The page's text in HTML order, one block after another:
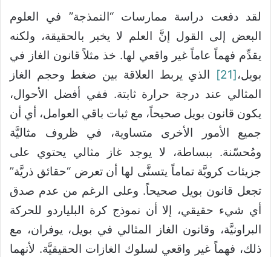
لقد دفعت دراسة ممارسات “النمذجة” في العلوم
البعض إلى القول إنَّ العلم لا يخبر بالحقيقة، ولكنه
يقدِّم فهماً عاماً غير واقعي لها. خذ مثلاً قانون الغاز في
بويل،[21]
الذي يربط العلاقة بين ضغط وحجم الغاز
المثالي عند درجة حرارة ثابتة. ففي أفضل الأحوال،
يكون قانون بويل صحيحاً، مع ثبات باقي العوامل، أي أن
جميع الأمور الأخرى متساوية، في ظروف مثاليَّة
ومُحسّنة. ببساطة، لا يوجد غاز مثالي يحتوي على
جزيئات كرويَّة تماماً يتسنَّى لها أن تعرض “حقائق ذريَّة”
تجعل قانون بويل صحيحاً. وعلى الرغم من عدم صدق
أي شيء حقيقي، إلا أن نموذج كرة البلياردو للحركة
البراونيَّة، وقانون الغاز المثالي في بويل، يوفران، مع
ذلك، فهماً غير واقعي لسلوك الغازات الحقيقيَّة. لأنهما